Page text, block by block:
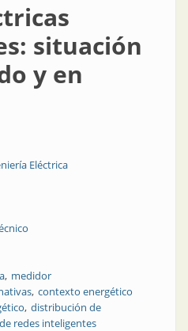
situación
y en
Eléctrica
medidor
contexto energético
distribución de
redes inteligentes